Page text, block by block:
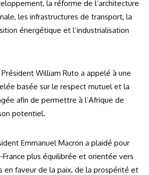
la réforme de l’architecture
les infrastructures de transport, la
énergétique et l’industrialisation
William Ruto a appelé à une
basée sur le respect mutuel et la
afin de permettre à l’Afrique de
potentiel.
Emmanuel Macron a plaidé pour
plus équilibrée et orientée vers
en faveur de la paix, de la prospérité et